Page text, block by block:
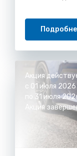
Акция
с 01 июля 2026
по 31 июля
Акция